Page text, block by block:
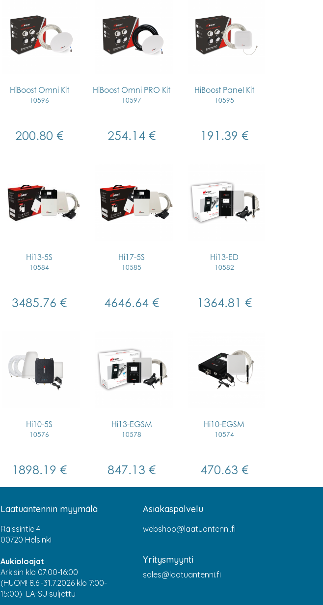
HiBoost Omni Kit
10596
200.80 €
HiBoost Omni PRO Kit
10597
254.14 €
HiBoost Panel Kit
10595
191.39 €
Hi13-5S
10584
3485.76 €
Hi17-5S
10585
4646.64 €
Hi13-ED
10582
1364.81 €
Hi10-5S
10576
1898.19 €
Hi13-EGSM
10578
847.13 €
Hi10-EGSM
10574
470.63 €
Laatuantennin myymälä
Rälssintie 4
00720 Helsinki
Aukioloajat
Arkisin klo 07:00-16:00
(HUOM! 8.6.-31.7.2026 klo 7:00-
15:00) LA-SU suljettu
Asiakaspalvelu
webshop@laatuantenni.fi
Yritysmyynti
sales@laatuantenni.fi